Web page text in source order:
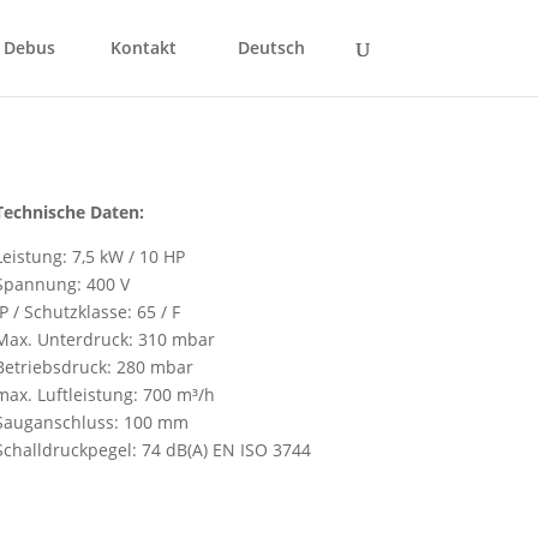
Kontakt Deutsch
Daten:
7,5 kW / 10 HP
400 V
/ Schutzklasse: 65 / F
Unterdruck: 310 mbar
280 mbar
Luftleistung: 700 m³/h
100 mm
74 dB(A) EN ISO 3744